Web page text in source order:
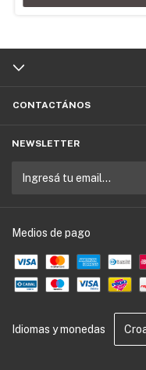
CONTACTÁNOS
NEWSLETTER
Medios de pago
Idiomas y monedas